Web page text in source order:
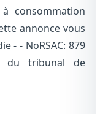
consommation
annonce vous
- - NoRSAC: 879
du tribunal de